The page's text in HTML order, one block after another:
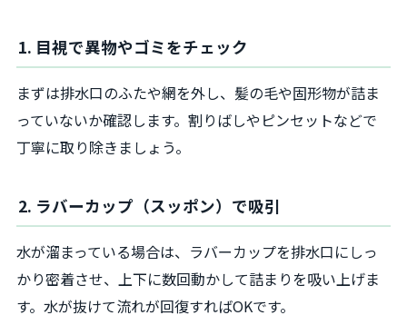
1. 目視で異物やゴミをチェック
まずは排水口のふたや網を外し、髪の毛や固形物が詰ま
っていないか確認します。割りばしやピンセットなどで
丁寧に取り除きましょう。
2. ラバーカップ（スッポン）で吸引
水が溜まっている場合は、ラバーカップを排水口にしっ
かり密着させ、上下に数回動かして詰まりを吸い上げま
す。水が抜けて流れが回復すればOKです。